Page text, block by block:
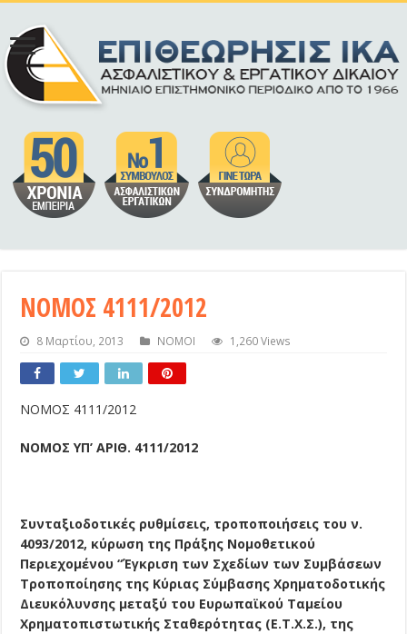
ΝΟΜΟΣ 4111/2012
8 Μαρτίου, 2013 ΝΟΜΟΙ 1,260 Views
ΝΟΜΟΣ 4111/2012
ΝΟΜΟΣ ΥΠ’ ΑΡΙΘ. 4111/2012
Συνταξιοδοτικές ρυθμίσεις, τροποποιήσεις του ν.
4093/2012, κύρωση της Πράξης Νομοθετικού
Περιεχομένου “Έγκριση των Σχεδίων των Συμβάσεων
Τροποποίησης της Κύριας Σύμβασης Χρηματοδοτικής
Διευκόλυνσης μεταξύ του Ευρωπαϊκού Ταμείου
Χρηματοπιστωτικής Σταθερότητας (Ε.Τ.Χ.Σ.), της